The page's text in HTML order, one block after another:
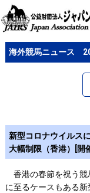
海外競馬ニュース
新型コロナウイルス
大幅制限（香港）[開
香港の春節を祝う競
に至るケースもある